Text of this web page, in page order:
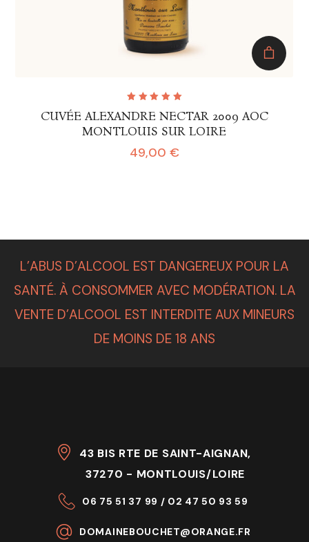
CUVÉE ALEXANDRE NECTAR 2009 AOC
MONTLOUIS SUR LOIRE
5.00sur
49,00 €
L’ABUS D’ALCOOL EST DANGEREUX POUR LA
SANTÉ. À CONSOMMER AVEC MODÉRATION. LA
VENTE D’ALCOOL EST INTERDITE AUX MINEURS
DE MOINS DE 18 ANS
43 BIS RTE DE SAINT-AIGNAN,
37270 - MONTLOUIS/LOIRE
06 75 51 37 99 / 02 47 50 93 59
DOMAINEBOUCHET@ORANGE.FR